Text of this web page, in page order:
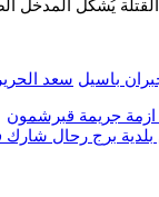
القتلة يُشكّل
باسيل سعد
ازمة جريمة قبرشمون
برج رحال شارك